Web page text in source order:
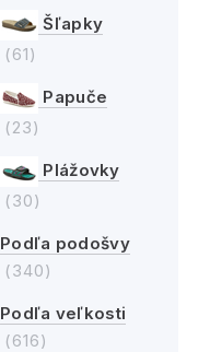
Šľapky
(61)
Papuče
(23)
Plážovky
(30)
Podľa podošvy
(340)
Podľa veľkosti
(616)